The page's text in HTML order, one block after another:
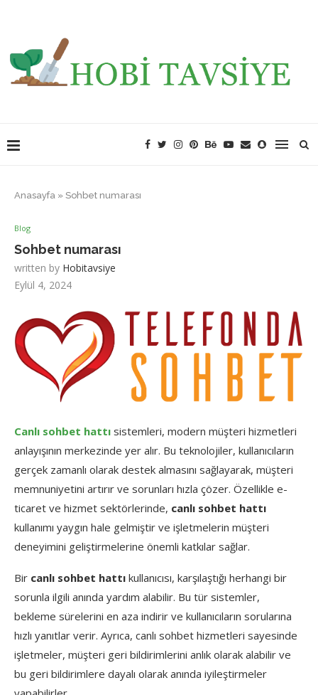
Anasayfa » Sohbet numarası
Blog
Sohbet numarası
written by Hobitavsiye
Eylül 4, 2024
Canlı sohbet hattı sistemleri, modern müşteri hizmetleri
anlayışının merkezinde yer alır. Bu teknolojiler, kullanıcıların
gerçek zamanlı olarak destek almasını sağlayarak, müşteri
memnuniyetini artırır ve sorunları hızla çözer. Özellikle e-
ticaret ve hizmet sektörlerinde, canlı sohbet hattı
kullanımı yaygın hale gelmiştir ve işletmelerin müşteri
deneyimini geliştirmelerine önemli katkılar sağlar.
Bir canlı sohbet hattı kullanıcısı, karşılaştığı herhangi bir
sorunla ilgili anında yardım alabilir. Bu tür sistemler,
bekleme sürelerini en aza indirir ve kullanıcıların sorularına
hızlı yanıtlar verir. Ayrıca, canlı sohbet hizmetleri sayesinde
işletmeler, müşteri geri bildirimlerini anlık olarak alabilir ve
bu geri bildirimlere dayalı olarak anında iyileştirmeler